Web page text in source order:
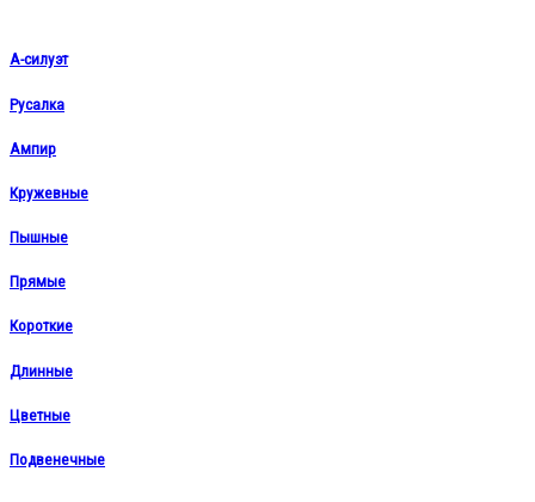
А-силуэт
Русалка
Ампир
Кружевные
Пышные
Прямые
Короткие
Длинные
Цветные
Подвенечные